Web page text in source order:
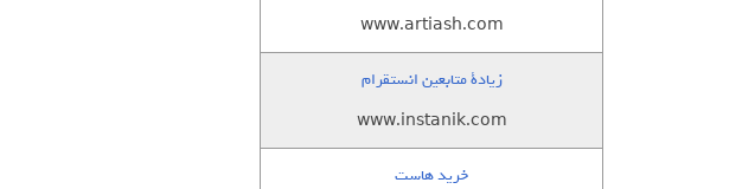
www.artiash.com
زيادة متابعين انستقرام
www.instanik.com
خرید هاست